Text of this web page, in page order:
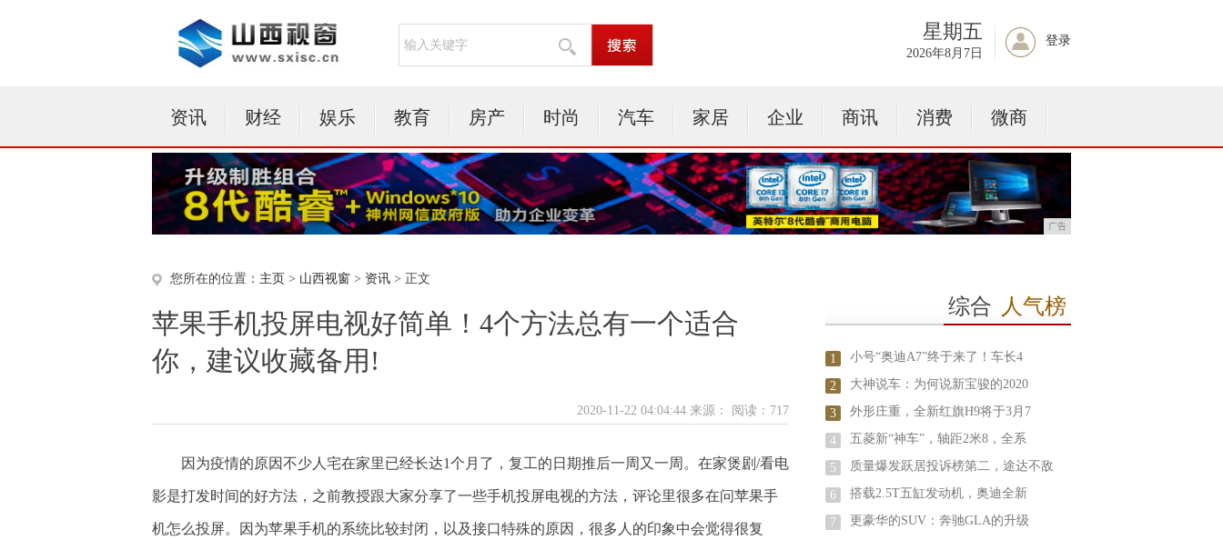
星期五
2026年8月7日
登录
资讯 财经 娱乐 教育 房产 时尚 汽车 家居 企业 商讯 消费 微商
广告
您所在的位置： 主页 > 山西视窗 > 资讯 > 正文
苹果手机投屏电视好简单！4个方法总有一个适合
你，建议收藏备用!
2020-11-22 04:04:44 来源： 阅读：717
因为疫情的原因不少人宅在家里已经长达1个月了，复工的日期推后一周又一周。在家煲剧/看电
影是打发时间的好方法，之前教授跟大家分享了一些手机投屏电视的方法，评论里很多在问苹果手
机怎么投屏。因为苹果手机的系统比较封闭，以及接口特殊的原因，很多人的印象中会觉得很复
综合 人气榜
1 小号“奥迪A7”终于来了！车长4
2 大神说车：为何说新宝骏的2020
3 外形庄重，全新红旗H9将于3月7
4 五菱新“神车”，轴距2米8，全系
5 质量爆发跃居投诉榜第二，途达不敌
6 搭载2.5T五缸发动机，奥迪全新
7 更豪华的SUV：奔驰GLA的升级